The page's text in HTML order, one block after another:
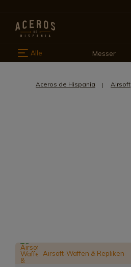
Alle Messer
Aceros de Hispania Airsoft
Airsoft-Waffen & Repliken